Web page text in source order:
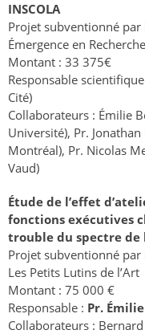
INSCOLA
Projet subventionné par
Émergence en
Montant : 33 375€
Responsable
Cité)
Collaborateurs : Émilie
Université), Pr.
Montréal), Pr. Nicolas
Vaud)
Étude de l’effet
fonctions exécutives
trouble du spectre de
Projet subventionné par
Les Petits Lutins de l’Art
Montant : 75 000 €
Responsable : Pr.
Collaborateurs :